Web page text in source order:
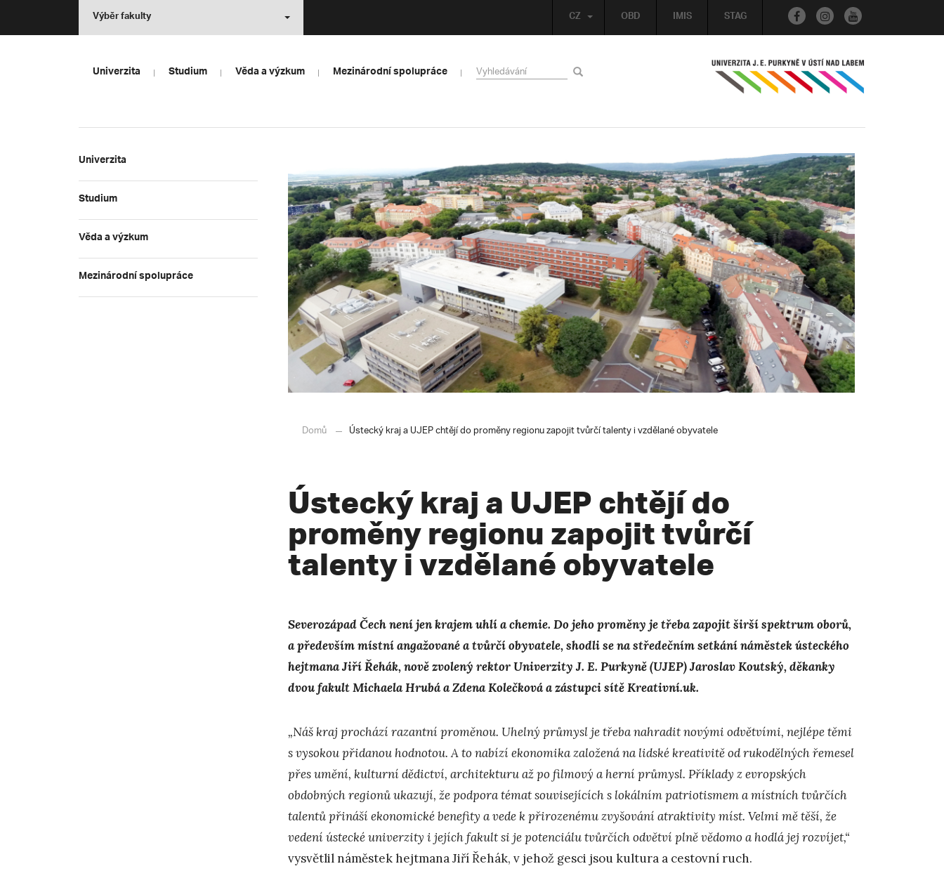
OBD IMIS STAG
CZ
Výběr fakulty
Univerzita Studium Věda a výzkum Mezinárodní spolupráce
Univerzita
Studium
Věda a výzkum
Mezinárodní spolupráce
Domů Ústecký kraj a UJEP chtějí do proměny regionu zapojit tvůrčí talenty i vzdělané obyvatele
Ústecký kraj a UJEP chtějí do
proměny regionu zapojit tvůrčí
talenty i vzdělané obyvatele
Severozápad Čech není jen krajem uhlí a chemie. Do jeho proměny je třeba zapojit širší spektrum oborů,
a především místní angažované a tvůrčí obyvatele, shodli se na středečním setkání náměstek ústeckého
hejtmana Jiří Řehák, nově zvolený rektor Univerzity J. E. Purkyně (UJEP) Jaroslav Koutský, děkanky
dvou fakult Michaela Hrubá a Zdena Kolečková a zástupci sítě Kreativní.uk.
„Náš kraj prochází razantní proměnou. Uhelný průmysl je třeba nahradit novými odvětvími, nejlépe těmi
s vysokou přidanou hodnotou. A to nabízí ekonomika založená na lidské kreativitě od rukodělných řemesel
přes umění, kulturní dědictví, architekturu až po filmový a herní průmysl. Příklady z evropských
obdobných regionů ukazují, že podpora témat souvisejících s lokálním patriotismem a místních tvůrčích
talentů přináší ekonomické benefity a vede k přirozenému zvyšování atraktivity míst. Velmi mě těší, že
vedení ústecké univerzity i jejích fakult si je potenciálu tvůrčích odvětví plně vědomo a hodlá jej rozvíjet,“
vysvětlil náměstek hejtmana Jiří Řehák, v jehož gesci jsou kultura a cestovní ruch.